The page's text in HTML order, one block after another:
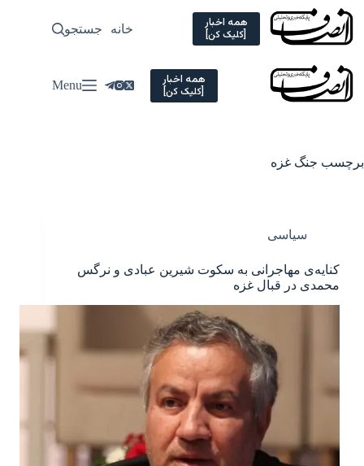
Skip
content
همه اخبار
[کلیک کن] خانه سیاسی
جستجو
همه اخبار
[کلیک کن] Menu
برچسب جنگ غزه
سیاسی
کنایه‌ی مهاجرانی به سکوت شیرین عبادی و نرگس
محمدی در قبال غزه